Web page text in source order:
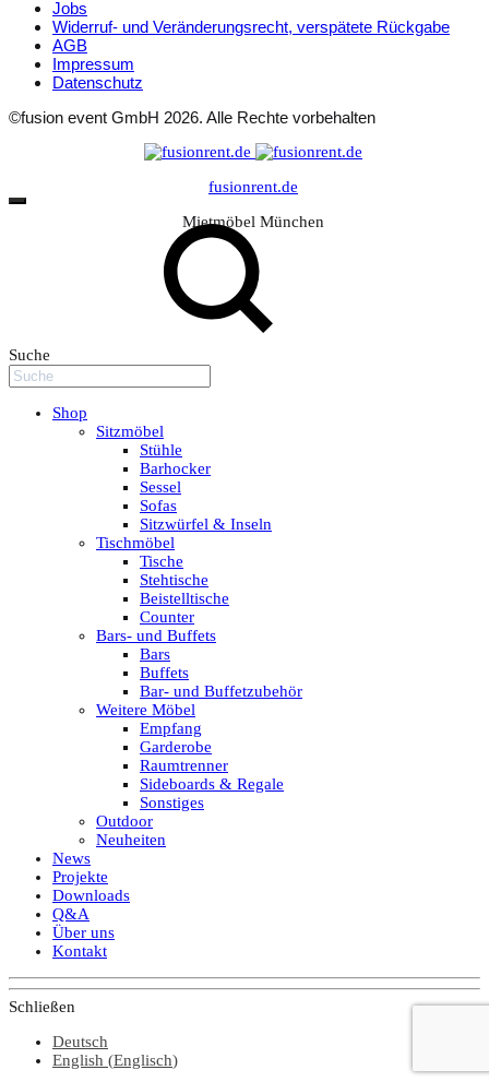
Jobs
Widerruf- und Veränderungsrecht, verspätete Rückgabe
AGB
Impressum
Datenschutz
©fusion event GmbH 2026. Alle Rechte vorbehalten
fusionrent.de
Mietmöbel München
Suche
Shop
Sitzmöbel
Stühle
Barhocker
Sessel
Sofas
Sitzwürfel & Inseln
Tischmöbel
Tische
Stehtische
Beistelltische
Counter
Bars- und Buffets
Bars
Buffets
Bar- und Buffetzubehör
Weitere Möbel
Empfang
Garderobe
Raumtrenner
Sideboards & Regale
Sonstiges
Outdoor
Neuheiten
News
Projekte
Downloads
Q&A
Über uns
Kontakt
Schließen
Deutsch
English (Englisch)